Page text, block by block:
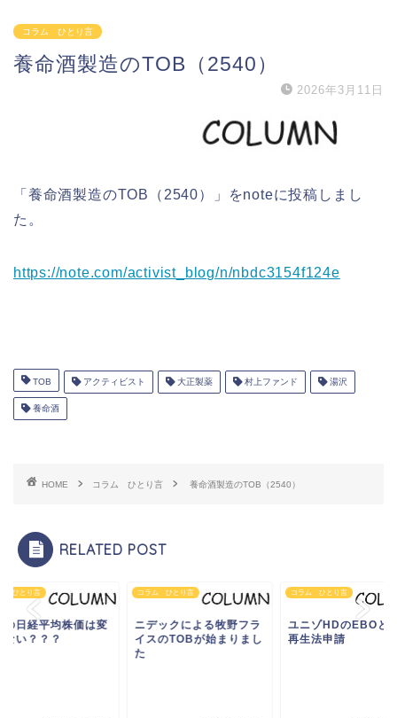
コラム ひとり言
養命酒製造のTOB（2540）
2026年3月11日
「養命酒製造のTOB（2540）」をnoteに投稿しまし
た。
https://note.com/activist_blog/n/nbdc3154f124e
TOB アクティビスト 大正製薬 村上ファンド 湯沢
養命酒
HOME コラム ひとり言 養命酒製造のTOB（2540）
RELATED POST
ひとり言
の日経平均株価は変
ない？？？
コラム ひとり言
ニデックによる牧野フラ
イスのTOBが始まりまし
た
コラム ひとり言
ユニゾHDのEBOと
再生法申請